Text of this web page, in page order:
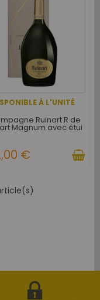
À L'UNITÉ
Ruinart R de
Magnum avec étui
€